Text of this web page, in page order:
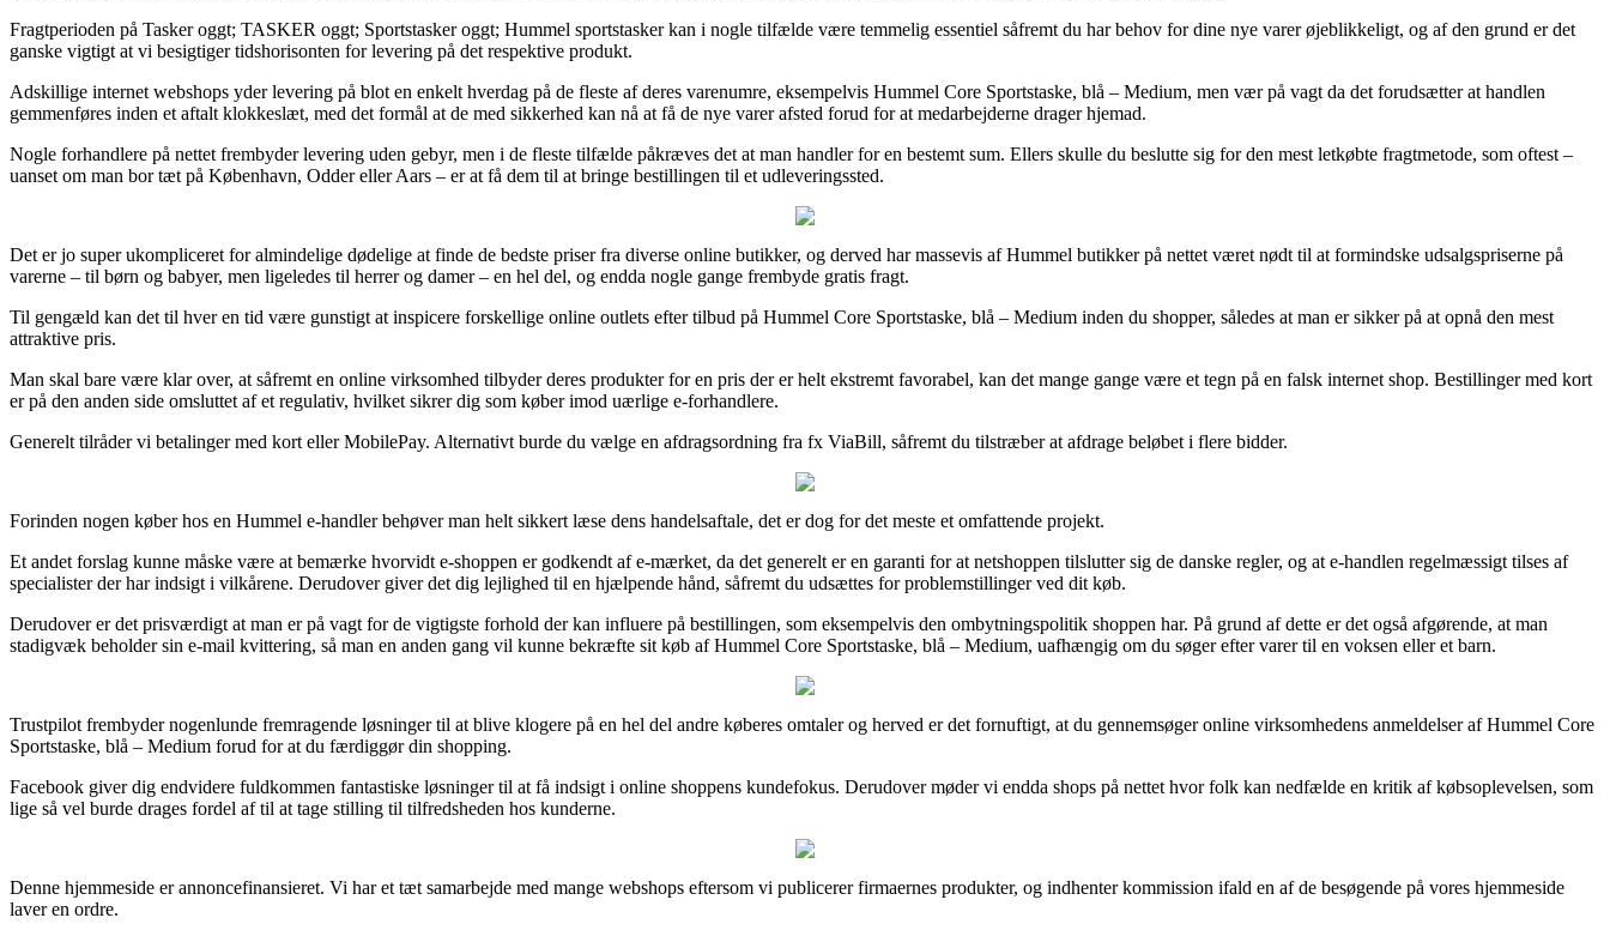
Fragtperioden på Tasker oggt; TASKER oggt; Sportstasker oggt; Hummel sportstasker kan i nogle tilfælde være temmelig essentiel såfremt du har behov for dine nye varer øjeblikkeligt, og af den grund er det
ganske vigtigt at vi besigtiger tidshorisonten for levering på det respektive produkt.
Adskillige internet webshops yder levering på blot en enkelt hverdag på de fleste af deres varenumre, eksempelvis Hummel Core Sportstaske, blå – Medium, men vær på vagt da det forudsætter at handlen
gemmenføres inden et aftalt klokkeslæt, med det formål at de med sikkerhed kan nå at få de nye varer afsted forud for at medarbejderne drager hjemad.
Nogle forhandlere på nettet frembyder levering uden gebyr, men i de fleste tilfælde påkræves det at man handler for en bestemt sum. Ellers skulle du beslutte sig for den mest letkøbte fragtmetode, som oftest –
uanset om man bor tæt på København, Odder eller Aars – er at få dem til at bringe bestillingen til et udleveringssted.
Det er jo super ukompliceret for almindelige dødelige at finde de bedste priser fra diverse online butikker, og derved har massevis af Hummel butikker på nettet været nødt til at formindske udsalgspriserne på
varerne – til børn og babyer, men ligeledes til herrer og damer – en hel del, og endda nogle gange frembyde gratis fragt.
Til gengæld kan det til hver en tid være gunstigt at inspicere forskellige online outlets efter tilbud på Hummel Core Sportstaske, blå – Medium inden du shopper, således at man er sikker på at opnå den mest
attraktive pris.
Man skal bare være klar over, at såfremt en online virksomhed tilbyder deres produkter for en pris der er helt ekstremt favorabel, kan det mange gange være et tegn på en falsk internet shop. Bestillinger med kort
er på den anden side omsluttet af et regulativ, hvilket sikrer dig som køber imod uærlige e-forhandlere.
Generelt tilråder vi betalinger med kort eller MobilePay. Alternativt burde du vælge en afdragsordning fra fx ViaBill, såfremt du tilstræber at afdrage beløbet i flere bidder.
Forinden nogen køber hos en Hummel e-handler behøver man helt sikkert læse dens handelsaftale, det er dog for det meste et omfattende projekt.
Et andet forslag kunne måske være at bemærke hvorvidt e-shoppen er godkendt af e-mærket, da det generelt er en garanti for at netshoppen tilslutter sig de danske regler, og at e-handlen regelmæssigt tilses af
specialister der har indsigt i vilkårene. Derudover giver det dig lejlighed til en hjælpende hånd, såfremt du udsættes for problemstillinger ved dit køb.
Derudover er det prisværdigt at man er på vagt for de vigtigste forhold der kan influere på bestillingen, som eksempelvis den ombytningspolitik shoppen har. På grund af dette er det også afgørende, at man
stadigvæk beholder sin e-mail kvittering, så man en anden gang vil kunne bekræfte sit køb af Hummel Core Sportstaske, blå – Medium, uafhængig om du søger efter varer til en voksen eller et barn.
Trustpilot frembyder nogenlunde fremragende løsninger til at blive klogere på en hel del andre køberes omtaler og herved er det fornuftigt, at du gennemsøger online virksomhedens anmeldelser af Hummel Core
Sportstaske, blå – Medium forud for at du færdiggør din shopping.
Facebook giver dig endvidere fuldkommen fantastiske løsninger til at få indsigt i online shoppens kundefokus. Derudover møder vi endda shops på nettet hvor folk kan nedfælde en kritik af købsoplevelsen, som
lige så vel burde drages fordel af til at tage stilling til tilfredsheden hos kunderne.
Denne hjemmeside er annoncefinansieret. Vi har et tæt samarbejde med mange webshops eftersom vi publicerer firmaernes produkter, og indhenter kommission ifald en af de besøgende på vores hjemmeside
laver en ordre.